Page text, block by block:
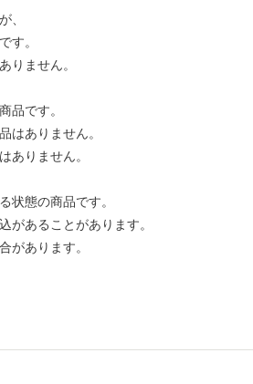
、
す。
ません。
です。
ありません。
りません。
態の商品です。
あることがあります。
あります。